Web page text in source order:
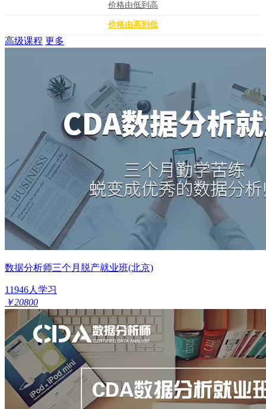
价格由低到高
价格由高到低
高级课程 更多
数据分析师三个月脱产就业班(北京)
11946人学习
￥20800